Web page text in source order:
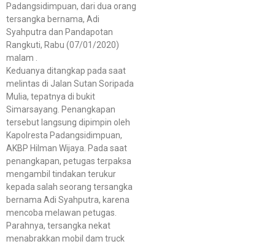
Padangsidimpuan, dari dua orang
tersangka bernama, Adi
Syahputra dan Pandapotan
Rangkuti, Rabu (07/01/2020)
malam .
Keduanya ditangkap pada saat
melintas di Jalan Sutan Soripada
Mulia, tepatnya di bukit
Simarsayang. Penangkapan
tersebut langsung dipimpin oleh
Kapolresta Padangsidimpuan,
AKBP Hilman Wijaya. Pada saat
penangkapan, petugas terpaksa
mengambil tindakan terukur
kepada salah seorang tersangka
bernama Adi Syahputra, karena
mencoba melawan petugas.
Parahnya, tersangka nekat
menabrakkan mobil dam truck